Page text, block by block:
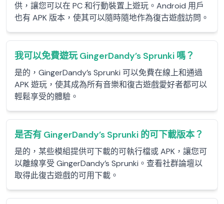
供，讓您可以在 PC 和行動裝置上遊玩。Android 用戶
也有 APK 版本，使其可以隨時隨地作為復古遊戲訪問。
我可以免費遊玩 GingerDandy’s Sprunki 嗎？
是的，GingerDandy’s Sprunki 可以免費在線上和通過
APK 遊玩，使其成為所有音樂和復古遊戲愛好者都可以
輕鬆享受的體驗。
是否有 GingerDandy’s Sprunki 的可下載版本？
是的，某些模組提供可下載的可執行檔或 APK，讓您可
以離線享受 GingerDandy’s Sprunki。查看社群論壇以
取得此復古遊戲的可用下載。